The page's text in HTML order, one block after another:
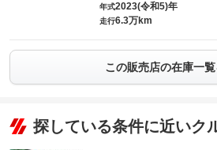
年式2023(令和5)年
走行6.3万km
この販売店の在庫一
探している条件に近いク